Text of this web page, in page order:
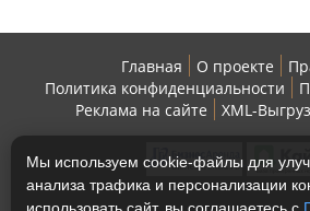
Главная О проекте
Политика конфиденциальности
Реклама на сайте
XML-
Мы используем cookie-файлы для
анализа трафика и персонализации